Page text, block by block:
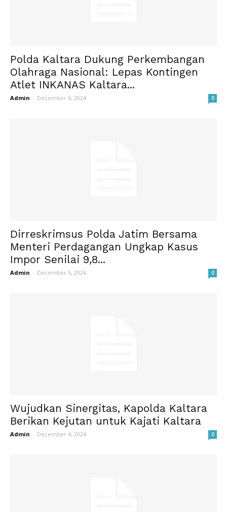
Polda Kaltara Dukung Perkembangan
Olahraga Nasional: Lepas Kontingen
Atlet INKANAS Kaltara...
Admin - December 6, 2024 0
Dirreskrimsus Polda Jatim Bersama
Menteri Perdagangan Ungkap Kasus
Impor Senilai 9,8...
Admin - December 5, 2024 0
Wujudkan Sinergitas, Kapolda Kaltara
Berikan Kejutan untuk Kajati Kaltara
Admin - December 4, 2024 0